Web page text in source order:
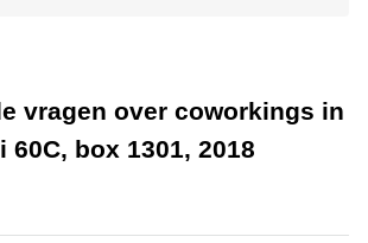
vragen over coworkings in
60C, box 1301, 2018